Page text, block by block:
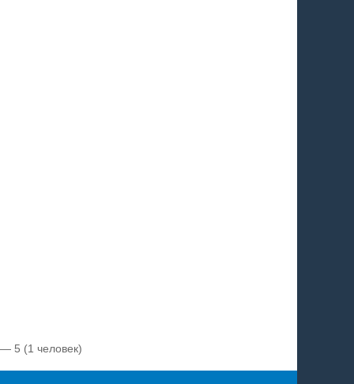
— 5 (1 человек)